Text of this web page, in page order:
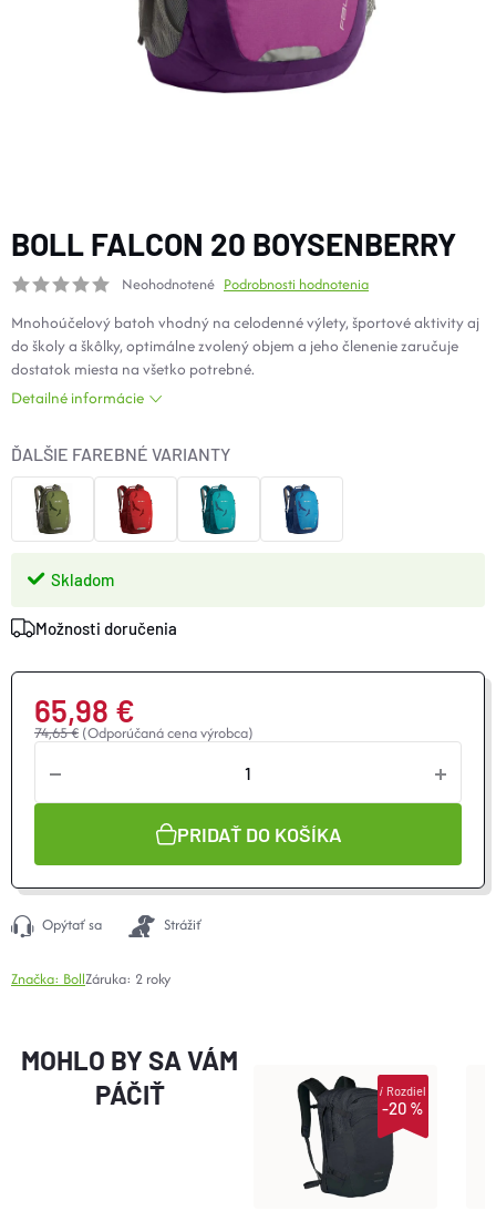
CYKLISTIKA
Obchodné podmienky
Podmienky ochrany osobných údajov
Reklamácie
Zľavové kódy
BOLL FALCON 20 BOYSENBERRY
Neohodnotené Podrobnosti hodnotenia
Mnohoúčelový batoh vhodný na celodenné výlety, športové aktivity aj
do školy a škôlky, optimálne zvolený objem a jeho členenie zaručuje
dostatok miesta na všetko potrebné.
Detailné informácie
Skladom
ĎALŠIE FAREBNÉ VARIANTY
Možnosti doručenia
74,65 € (Odporúčaná cena výrobca)
65,98 €
Jednotková
PRIDAŤ DO KOŠÍKA
Opýtať sa Strážiť
Značka: BollZáruka: 2 roky
MOHLO BY SA VÁM
PÁČIŤ
-20 %
iRozdiel